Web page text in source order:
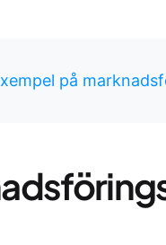
på